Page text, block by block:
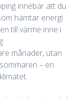
innebär att du
hämtar energi
till värme inne i
månader, utan
– en